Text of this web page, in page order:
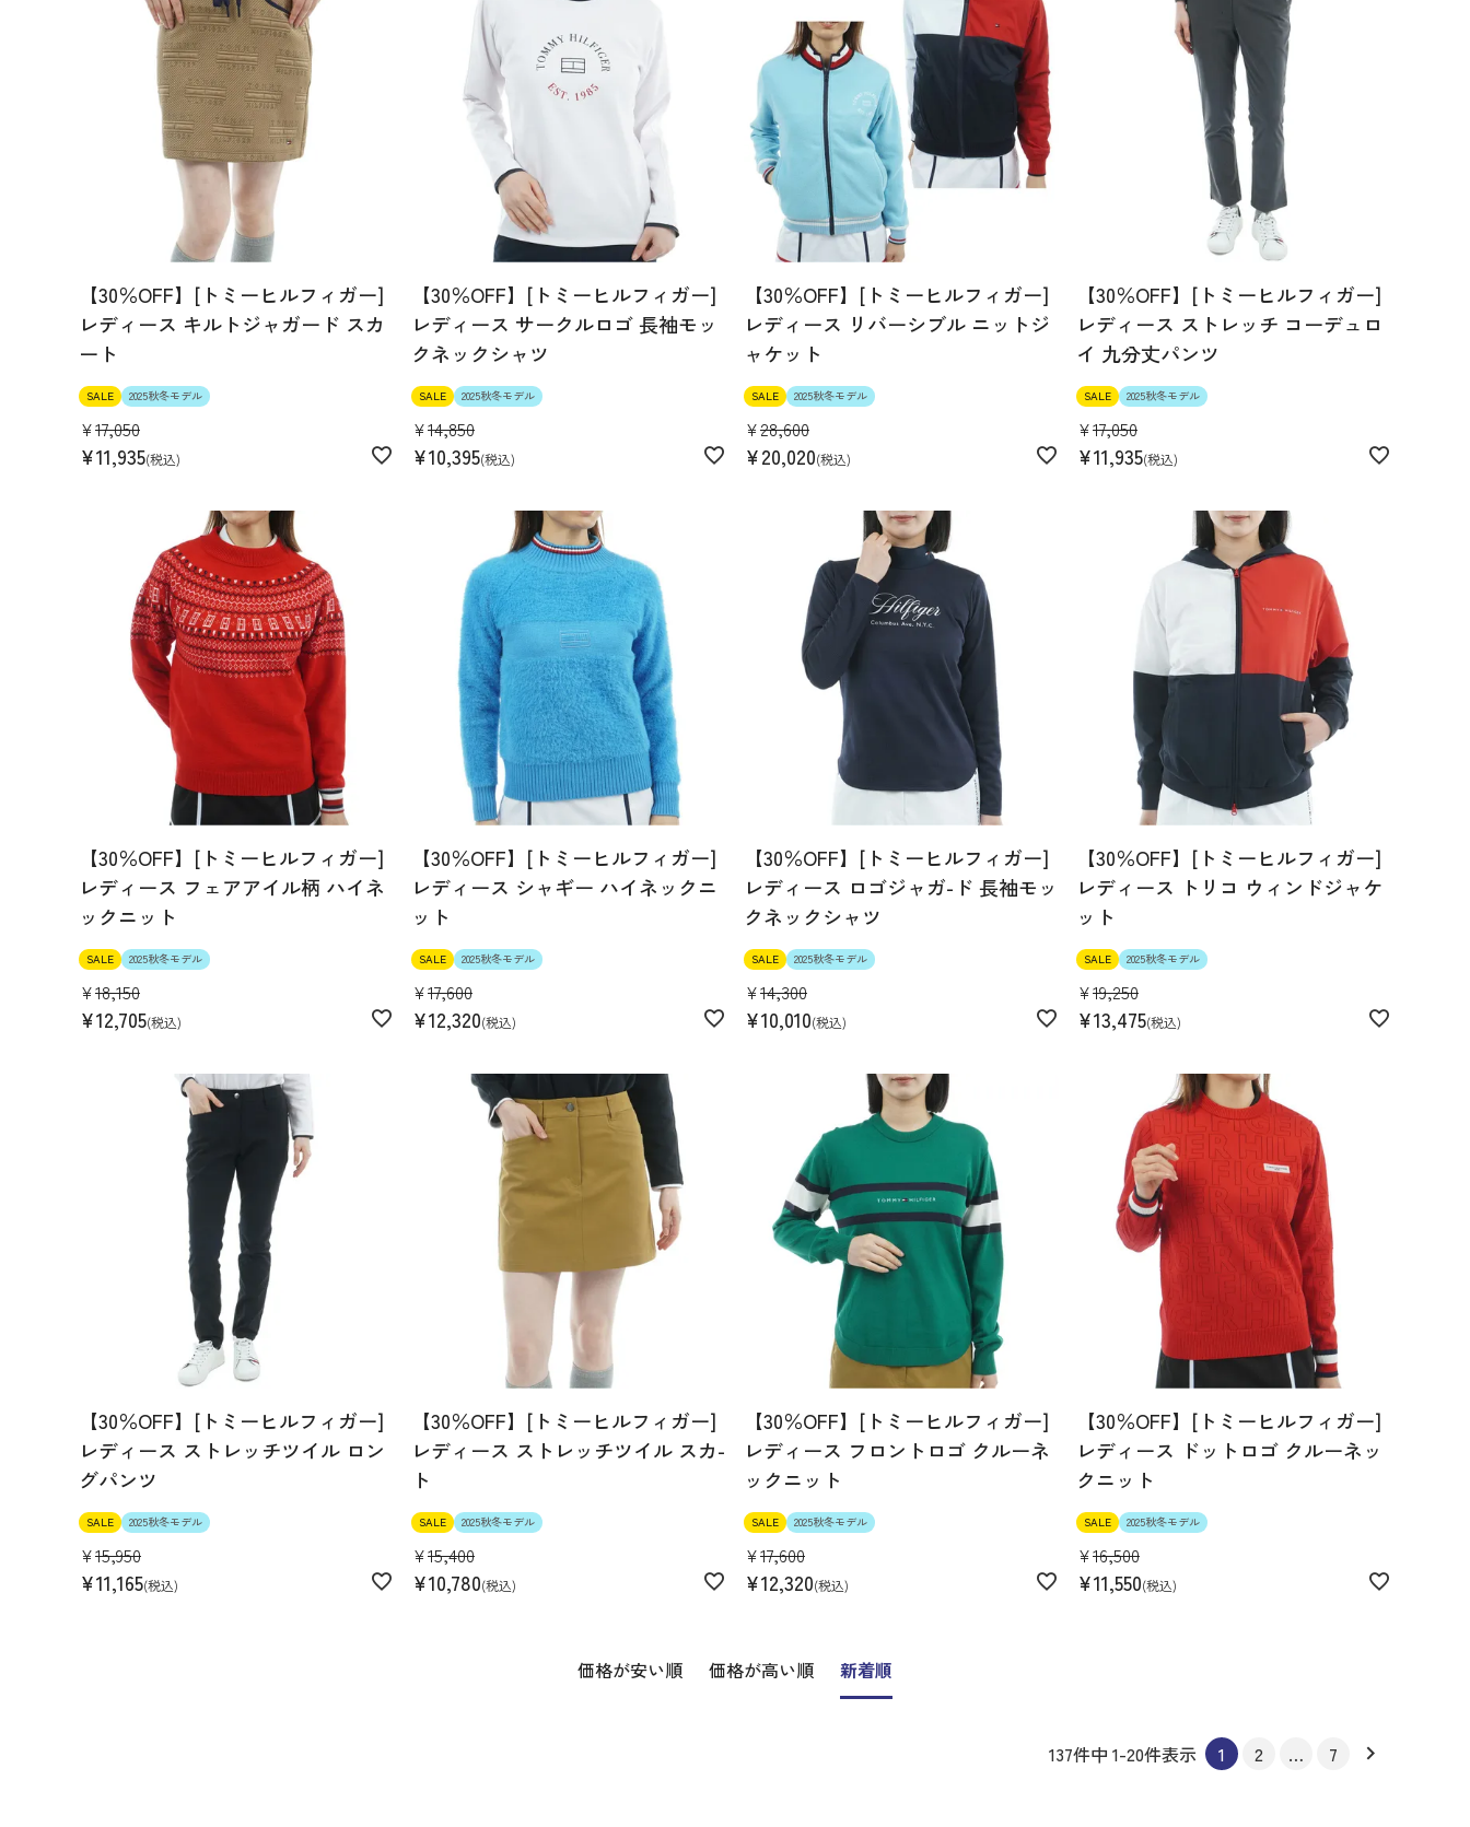
【30％OFF】[トミーヒルフィガー]
レディース キルトジャガード スカ
ート
SALE 2025秋冬モデル
¥17,050
¥11,935 税込
【30％OFF】[トミーヒルフィガー]
レディース サークルロゴ 長袖モッ
クネックシャツ
SALE 2025秋冬モデル
¥14,850
¥10,395 税込
【30％OFF】[トミーヒルフィガー]
レディース リバーシブル ニットジ
ャケット
SALE 2025秋冬モデル
¥28,600
¥20,020 税込
【30％OFF】[トミーヒルフィガー]
レディース ストレッチ コーデュロ
イ 九分丈パンツ
SALE 2025秋冬モデル
¥17,050
¥11,935 税込
【30％OFF】[トミーヒルフィガー]
レディース フェアアイル柄 ハイネ
ックニット
SALE 2025秋冬モデル
¥18,150
¥12,705 税込
【30％OFF】[トミーヒルフィガー]
レディース シャギー ハイネックニ
ット
SALE 2025秋冬モデル
¥17,600
¥12,320 税込
【30％OFF】[トミーヒルフィガー]
レディース ロゴジャガ-ド 長袖モッ
クネックシャツ
SALE 2025秋冬モデル
¥14,300
¥10,010 税込
【30％OFF】[トミーヒルフィガー]
レディース トリコ ウィンドジャケ
ット
SALE 2025秋冬モデル
¥19,250
¥13,475 税込
【30％OFF】[トミーヒルフィガー]
レディース ストレッチツイル ロン
グパンツ
SALE 2025秋冬モデル
¥15,950
¥11,165 税込
【30％OFF】[トミーヒルフィガー]
レディース ストレッチツイル スカ-
ト
SALE 2025秋冬モデル
¥15,400
¥10,780 税込
【30％OFF】[トミーヒルフィガー]
レディース フロントロゴ クルーネ
ックニット
SALE 2025秋冬モデル
¥17,600
¥12,320 税込
【30％OFF】[トミーヒルフィガー]
レディース ドットロゴ クルーネッ
クニット
SALE 2025秋冬モデル
¥16,500
¥11,550 税込
価格が安い順 価格が高い順 新着順
137件中 1-20件表示 1 2 … 7